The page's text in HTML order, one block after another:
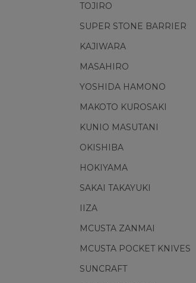
TOJIRO
SUPER STONE BARRIER
KAJIWARA
MASAHIRO
YOSHIDA HAMONO
MAKOTO KUROSAKI
KUNIO MASUTANI
OKISHIBA
HOKIYAMA
SAKAI TAKAYUKI
IIZA
MCUSTA ZANMAI
MCUSTA POCKET KNIVES
SUNCRAFT